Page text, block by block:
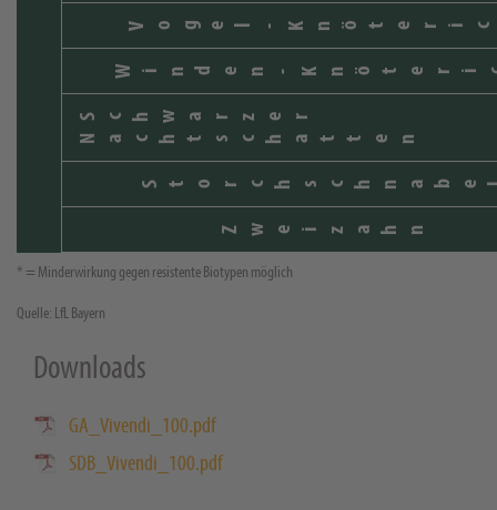
Zweizahn
Schwarzer
Nachtschatten
Winden-
Vogel-
* = Minderwirkung gegen resistente Biotypen möglich
Quelle: LfL Bayern
Downloads
GA_Vivendi_100.pdf
SDB_Vivendi_100.pdf